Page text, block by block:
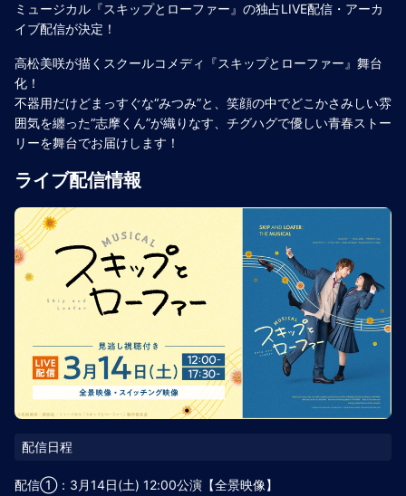
ミュージカル『スキップとローファー』の独占LIVE配信・アーカ
イブ配信が決定！
高松美咲が描くスクールコメディ『スキップとローファー』舞台
化！
不器用だけどまっすぐな“みつみ”と、笑顔の中でどこかさみしい雰
囲気を纏った“志摩くん”が織りなす、チグハグで優しい青春ストー
リーを舞台でお届けします！
ライブ配信情報
配信①：3月14日(土) 12:00公演【全景映像】